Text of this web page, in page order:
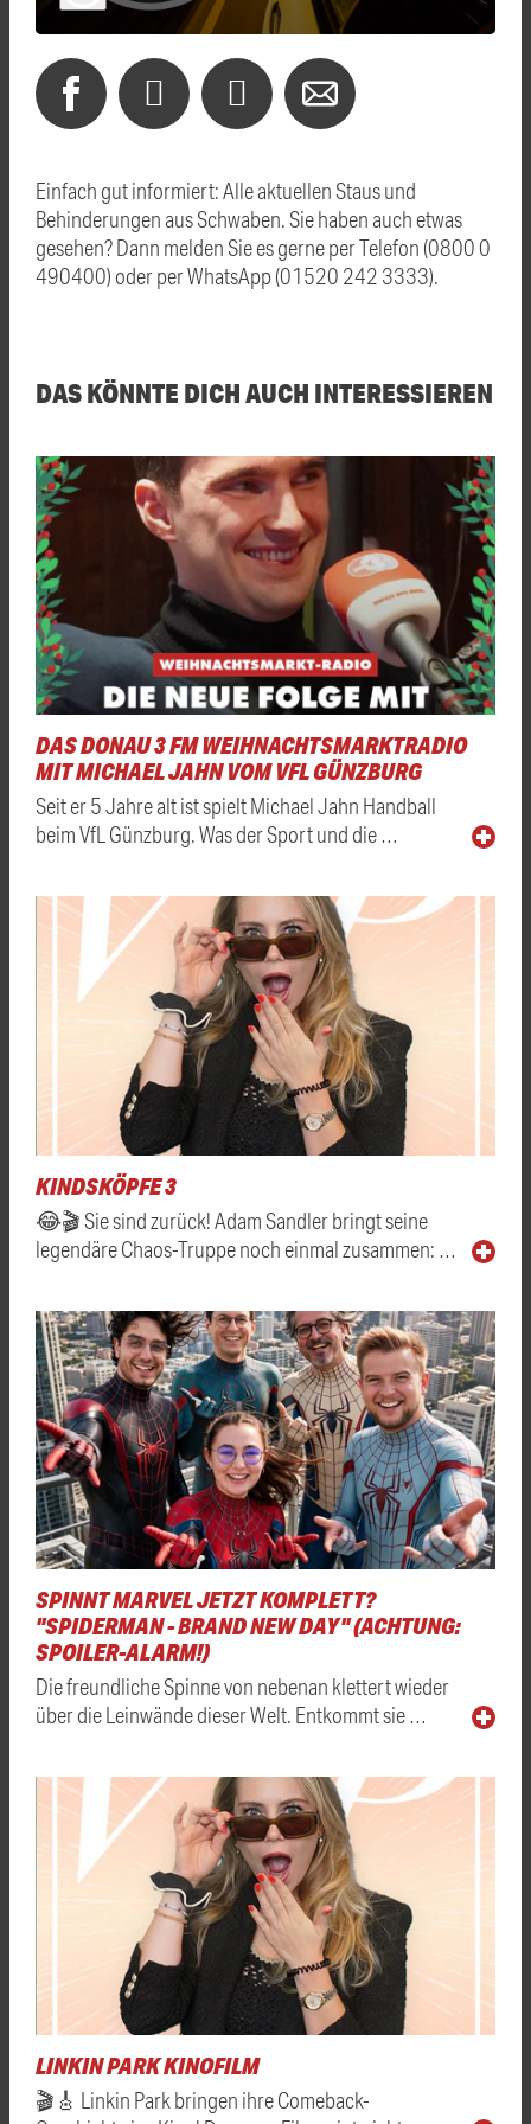
Einfach gut informiert: Alle aktuellen Staus und
Behinderungen aus Schwaben. Sie haben auch etwas
gesehen? Dann melden Sie es gerne per Telefon (0800 0
490400) oder per WhatsApp (01520 242 3333).
DAS KÖNNTE DICH AUCH INTERESSIEREN
DAS DONAU 3 FM WEIHNACHTSMARKTRADIO
MIT MICHAEL JAHN VOM VFL GÜNZBURG
Seit er 5 Jahre alt ist spielt Michael Jahn Handball
beim VfL Günzburg. Was der Sport und die …
KINDSKÖPFE 3
😂🎬 Sie sind zurück! Adam Sandler bringt seine
legendäre Chaos-Truppe noch einmal zusammen: …
SPINNT MARVEL JETZT KOMPLETT?
"SPIDERMAN - BRAND NEW DAY" (ACHTUNG:
SPOILER-ALARM!)
Die freundliche Spinne von nebenan klettert wieder
über die Leinwände dieser Welt. Entkommt sie …
LINKIN PARK KINOFILM
🎬🎸 Linkin Park bringen ihre Comeback-